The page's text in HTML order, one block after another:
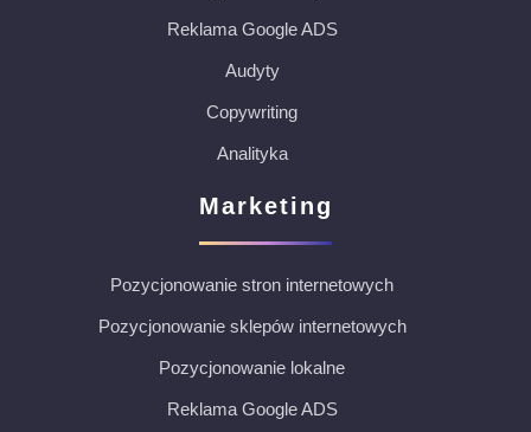
Reklama Google ADS
Audyty
Copywriting
Analityka
Marketing
Pozycjonowanie stron internetowych
Pozycjonowanie sklepów internetowych
Pozycjonowanie lokalne
Reklama Google ADS